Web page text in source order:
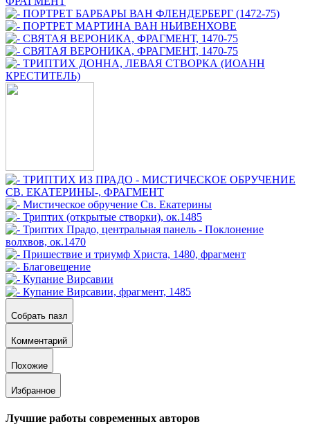
Собрать пазл
Комментарий
Похожие
Избранное
Лучшие работы современных авторов